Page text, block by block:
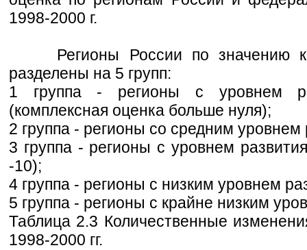
1998-2000 г.
Регионы России по значению
разделены на 5 групп:
1 группа - регионы с уровнем
(комплексная оценка больше нуля);
2 группа - регионы со средним уровнем
3 группа - регионы с уровнем
-10);
4 группа - регионы с низким уровнем
5 группа - регионы с крайне низким
Таблица 2.3 Количественные
1998-2000 гг.